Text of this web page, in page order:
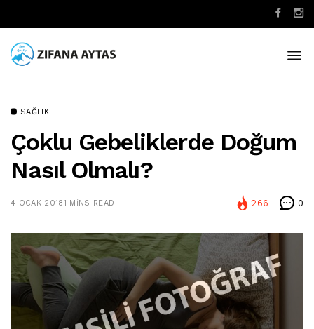
SAĞLIK
Çoklu Gebeliklerde Doğum
Nasıl Olmalı?
4 OCAK 20181 MINS READ 266 0